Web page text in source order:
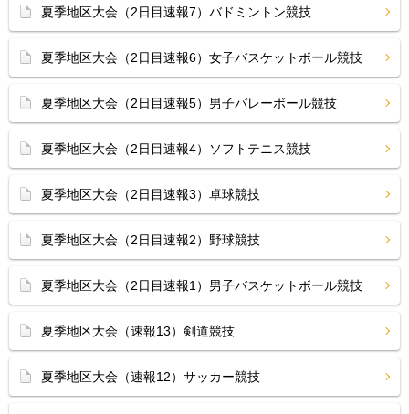
夏季地区大会（2日目速報7）バドミントン競技
夏季地区大会（2日目速報6）女子バスケットボール競技
夏季地区大会（2日目速報5）男子バレーボール競技
夏季地区大会（2日目速報4）ソフトテニス競技
夏季地区大会（2日目速報3）卓球競技
夏季地区大会（2日目速報2）野球競技
夏季地区大会（2日目速報1）男子バスケットボール競技
夏季地区大会（速報13）剣道競技
夏季地区大会（速報12）サッカー競技